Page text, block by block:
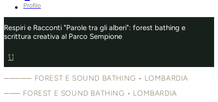
Profilo
Respiri e Racconti "Parole tra gli alberi": forest bathing e
scrittura creativa al Parco Sempione
Menu
───── FOREST E SOUND BATHING • LOMBARDIA
─── FOREST E SOUND BATHING • LOMBARDIA